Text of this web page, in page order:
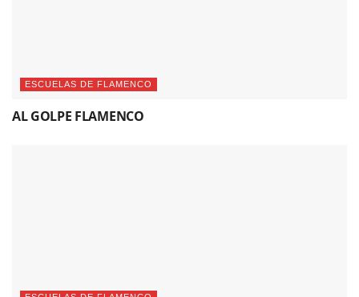
ESCUELAS DE FLAMENCO
AL GOLPE FLAMENCO